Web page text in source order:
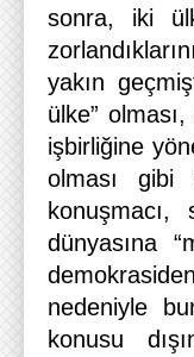
sonra, iki
yakın
ülke”
işbirliğine
olması gibi
dünyasına
nedeniyle
konusu